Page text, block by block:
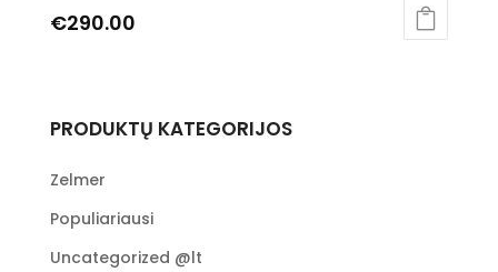
€290.00
multiple
The
may
be
PRODUKTŲ KATEGORIJOS
Zelmer
Populiariausi
Uncategorized @lt